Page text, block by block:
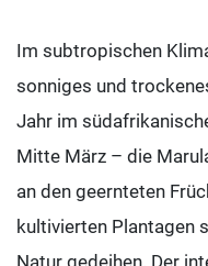
Im subtropischen
sonniges und
Jahr im
Mitte März – die
an den geernteten
kultivierten Plantagen